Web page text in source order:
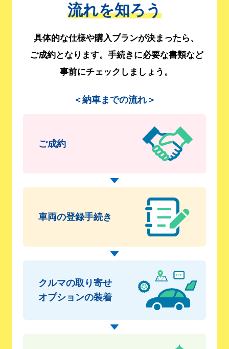
流れを知ろう
具体的な仕様や購入プランが決まったら、
ご成約となります。 手続きに必要な書類など
事前にチェックしましょう。
＜納車までの流れ＞
ご成約
車両の登録手続き
クルマの取り寄せ
オプションの装着